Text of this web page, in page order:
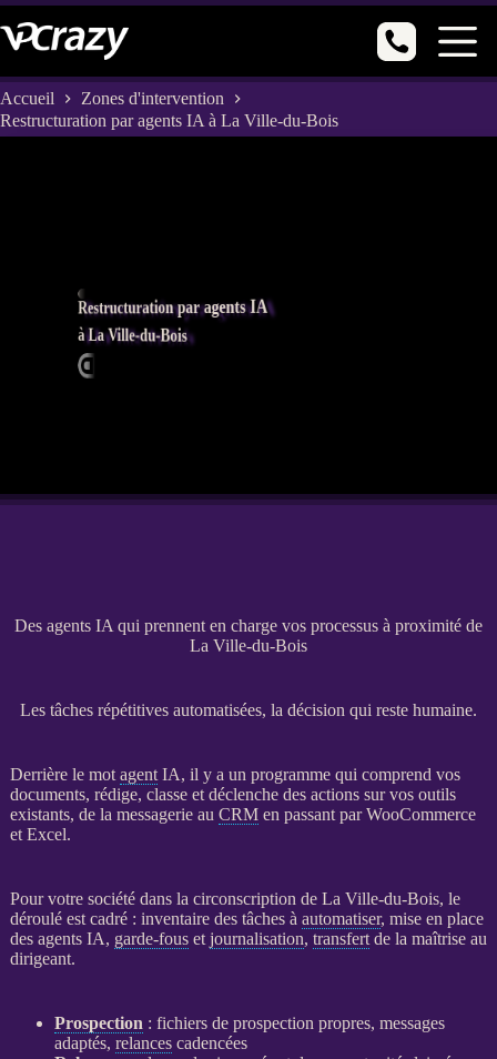
Passer
au
contenu
Accueil
Zones d'intervention
Restructuration par agents IA à La Ville-du-Bois
Restructuration par agents IA
à La Ville-du-Bois
Des agents IA qui prennent en charge vos processus à proximité de
La Ville-du-Bois
Les tâches répétitives automatisées, la décision qui reste humaine.
Derrière le mot agent IA, il y a un programme qui comprend vos
documents, rédige, classe et déclenche des actions sur vos outils
existants, de la messagerie au CRMen passant parWooCommerce
et Excel.
Pour votre société dans la circonscription de La Ville-du-Bois, le
déroulé est cadré : inventaire des tâches à automatiser, mise en place
des agents IA, garde-fouset journalisation, transfertde la maîtrise au
dirigeant.
Prospection : fichiers de prospection propres, messages
adaptés, relancescadencées